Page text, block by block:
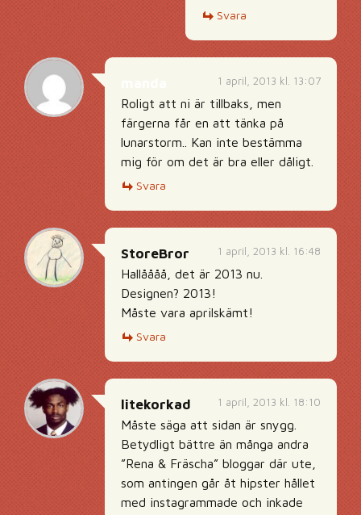
Svara
1 april, 2013 kl. 13:07
Roligt att ni är tillbaks, men
färgerna får en att tänka på
lunarstorm.. Kan inte bestämma
mig för om det är bra eller dåligt.
Svara
1 april, 2013 kl. 16:48
StoreBror
Hallåååå, det är 2013 nu.
Designen? 2013!
Måste vara aprilskämt!
Svara
1 april, 2013 kl. 18:10
litekorkad
Måste säga att sidan är snygg.
Betydligt bättre än många andra
”Rena & Fräscha” bloggar där ute,
som antingen går åt hipster hållet
med instagrammade och inkade